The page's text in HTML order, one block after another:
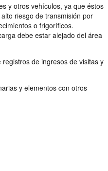
y otros vehículos, ya que éstos
riesgo de transmisión por
o frigoríficos.
debe estar alejado del área
de ingresos de visitas y
y elementos con otros